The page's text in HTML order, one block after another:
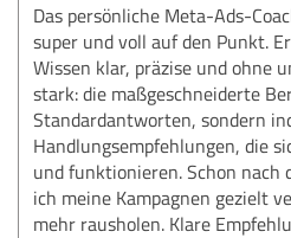
Das persönliche Meta-Ads-
super und voll auf den Punkt.
Wissen klar, präzise und ohne
stark: die maßgeschneiderte
Standardantworten, sondern
Handlungsempfehlungen, die
und funktionieren. Schon nach
ich meine Kampagnen gezielt
mehr rausholen. Klare